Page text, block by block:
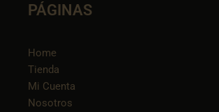
PÁGINAS
Home
Tienda
Mi Cuenta
Nosotros